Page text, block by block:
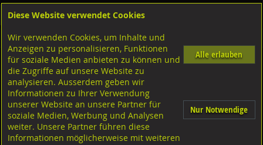
Shop Geländerzubehör Einschweisskonsolen
CNS 1.4301
mit beweglicher Auflage
Diverse Ausführungen mit beweglicher
Auflage
Diese Website verwendet Cookies
Wir verwenden Cookies, um Inhalte und
Anzeigen zu personalisieren, Funktionen
für soziale Medien anbieten zu können und
die Zugriffe auf unsere Website zu
analysieren. Ausserdem geben wir
Informationen zu Ihrer Verwendung
unserer Website an unsere Partner für
soziale Medien, Werbung und Analysen
weiter. Unsere Partner führen diese
Informationen möglicherweise mit weiteren
Alle erlauben
Nur Notwendige